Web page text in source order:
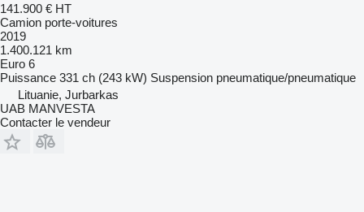
141.900 € HT
Camion porte-voitures
2019
1.400.121 km
Euro 6
Puissance 331 ch (243 kW) Suspension pneumatique/pneumatique
Lituanie, Jurbarkas
UAB MANVESTA
Contacter le vendeur